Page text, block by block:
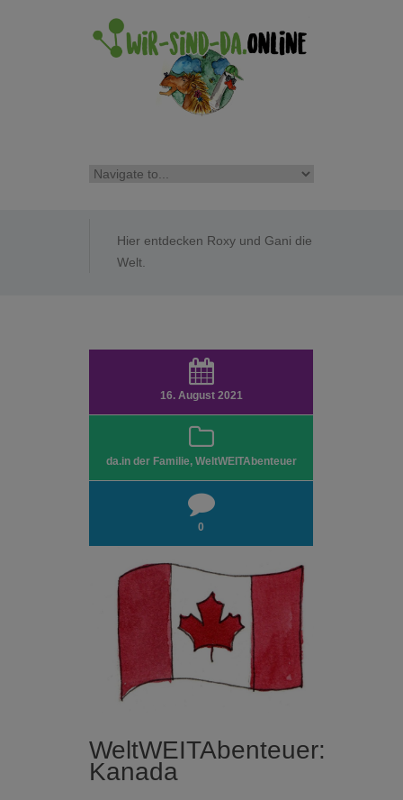
Hier entdecken Roxy und Gani die
Welt.
16. August 2021
da.in der Familie, WeltWEITAbenteuer
0
WeltWEITAbenteuer:
Kanada